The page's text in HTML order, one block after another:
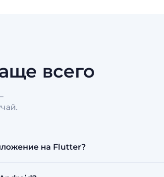
всего
на Flutter?